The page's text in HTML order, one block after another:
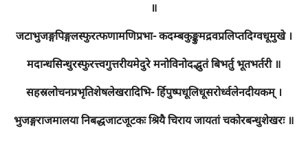
॥
जटाभुजङ्गपिङ्गलस्फुरत्फणामणिप्रभा- कदम्बकुङ्कुमद्रवप्रलिप्तदिग्वधूमुखे ।
मदान्धसिन्धुरस्फुरत्त्वगुत्तरीयमेदुरे मनोविनोदद्भुतं बिभर्तु भूतभर्तरी ॥
सहस्रलोचनप्रभृतिशेषलेखरादिभि- र्हिपुष्पधूलिधूसरोर्ध्वलेनदीयकम् ।
भुजङ्गराजमालया निबद्धजाटजूटकः श्रियै चिराय जायतां चकोरबन्धुशेखरः ॥